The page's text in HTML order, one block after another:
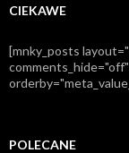
CIEKAWE
[mnky_posts
POLECANE